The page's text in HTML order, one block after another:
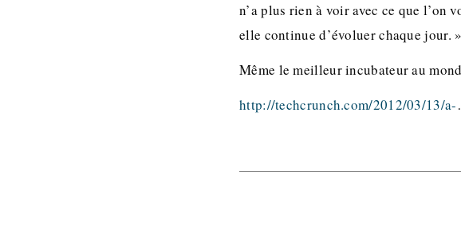
n’a plus rien à voir avec ce que l’on
elle continue d’évoluer chaque jour.
Même le meilleur incubateur au
http://techcrunch.com/2012/03/13/a-